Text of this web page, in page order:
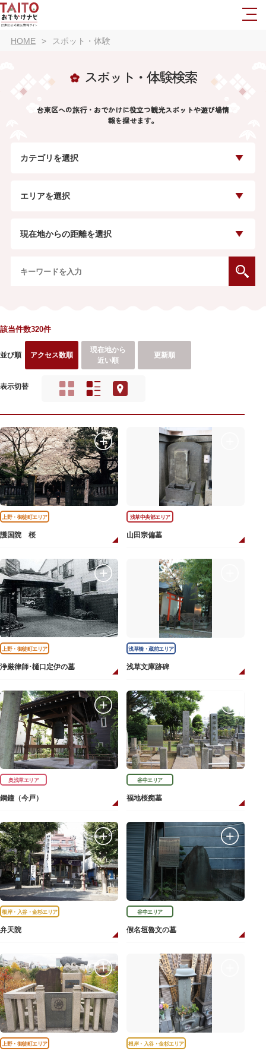
HOME スポット・体験
スポット・体験検索
台東区への旅行・おでかけに役立つ観光スポットや遊び場情
報を探せます。
カテゴリを選択
エリアを選択
現在地からの距離を選択
該当件数320件
並び順 アクセス数順
現在地から
近い順
更新順
表示切替
上野・御徒町エリア
護国院 桜
浅草中央部エリア
山田宗偏墓
上野・御徒町エリア
浄厳律師･樋口定伊の墓
浅草橋・蔵前エリア
浅草文庫跡碑
奥浅草エリア
銅鐘（今戸）
谷中エリア
福地桜痴墓
根岸・入谷・金杉エリア
弁天院
谷中エリア
假名垣魯文の墓
上野・御徒町エリア 根岸・入谷・金杉エリア